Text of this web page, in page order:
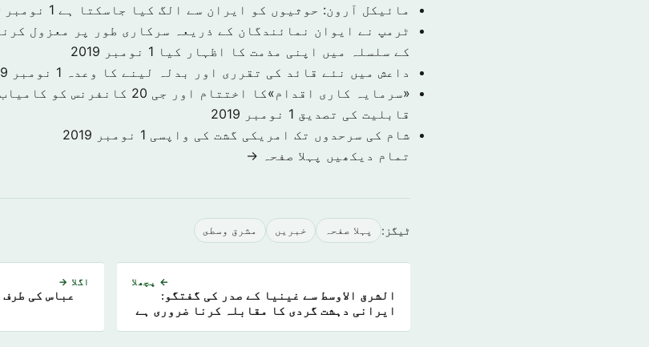
مائیکل آرون: حوثیوں کو ایران سے الگ کیا جاسکتا ہے 1 نومبر 2019
ٹرمپ نے ایوان نمائندگان کے ذریعہ سرکاری طور پر معزول
کے سلسلہ میں اپنی مذمت کا اظہار کیا 1 نومبر 2019
داعش میں نئے قائد کی تقرری اور بدلہ لینے کا وعدہ
1 نومبر 2019
«سرمایہ کاری اقدام»کا اختتام
قابلیت کی تصدیق 1 نومبر 2019
شام کی سرحدوں تک امریکی گشت کی واپسی 1 نومبر 2019
تمام دیکھیں پہلا صفحہ →
ٹیگز: پہلا صفحہ خبريں مشرق وسطى
← پچھلا
الشرق الاوسط سے غینیا کے صدر کی گفتگو:
ایرانی دہشت گردی کا مقابلہ کرنا ضروری ہے
اگلا →
عباس کی طرف